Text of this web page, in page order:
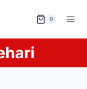
0